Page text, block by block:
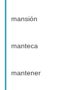
mansión
manteca
mantener